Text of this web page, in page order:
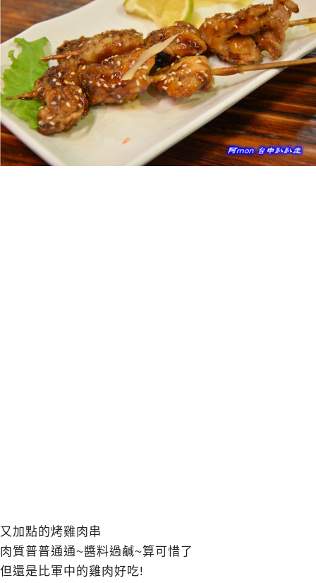
又加點的烤雞肉串
肉質普普通通~醬料過鹹~算可惜了
但還是比軍中的雞肉好吃!